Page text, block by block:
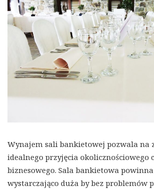
Wynajem sali bankietowej pozwala na
idealnego przyjęcia okolicznościowego
biznesowego. Sala bankietowa
wystarczająco duża by bez problemów